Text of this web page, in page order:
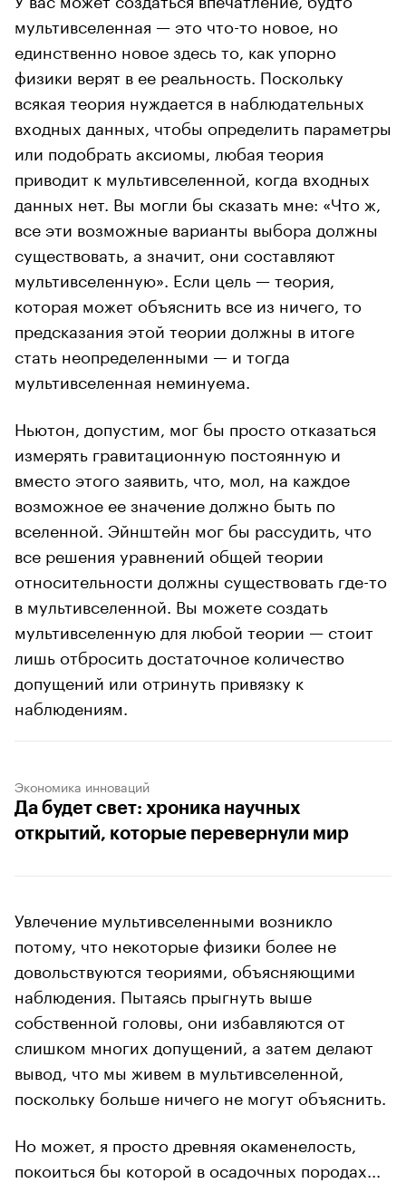
мультивселенная — это что-то новое, но
единственно новое здесь то, как упорно
физики верят в ее реальность. Поскольку
всякая теория нуждается в наблюдательных
входных данных, чтобы определить параметры
или подобрать аксиомы, любая теория
приводит к мультивселенной, когда входных
данных нет. Вы могли бы сказать мне: «Что ж,
все эти возможные варианты выбора должны
существовать, а значит, они составляют
мультивселенную». Если цель — теория,
которая может объяснить все из ничего, то
предсказания этой теории должны в итоге
стать неопределенными — и тогда
мультивселенная неминуема.
Ньютон, допустим, мог бы просто отказаться
измерять гравитационную постоянную и
вместо этого заявить, что, мол, на каждое
возможное ее значение должно быть по
вселенной. Эйнштейн мог бы рассудить, что
все решения уравнений общей теории
относительности должны существовать где-то
в мультивселенной. Вы можете создать
мультивселенную для любой теории — стоит
лишь отбросить достаточное количество
допущений или отринуть привязку к
наблюдениям.
Экономика инноваций
Да будет свет: хроника научных
открытий, которые перевернули мир
Увлечение мультивселенными возникло
потому, что некоторые физики более не
довольствуются теориями, объясняющими
наблюдения. Пытаясь прыгнуть выше
собственной головы, они избавляются от
слишком многих допущений, а затем делают
вывод, что мы живем в мультивселенной,
поскольку больше ничего не могут объяснить.
Но может, я просто древняя окаменелость,
покоиться бы которой в осадочных породах...